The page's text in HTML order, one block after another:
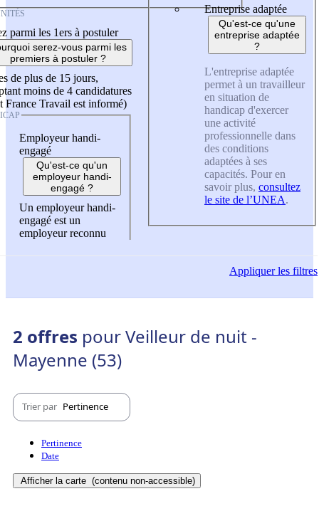
parmi les 1ers à postuler
serez-vous parmi les
premiers à postuler ?
de plus de 15 jours,
moins de 4 candidatures
France Travail est informé)
Employeur handi-
engagé
Qu'est-ce qu'un
employeur handi-
engagé ?
Un employeur handi-
engagé est un
employeur reconnu
Entreprise adaptée
Qu'est-ce qu'une
entreprise adaptée
?
L'entreprise adaptée
permet à un travailleur
en situation de
handicap d'exercer
une activité
professionnelle dans
des conditions
adaptées à ses
capacités. Pour en
savoir plus, consultez
le site de l’UNEA.
Appliquerles filtres
2 offres pour Veilleur de nuit -
Mayenne (53)
Trier par Pertinence
Pertinence
Date
Afficher la carte (contenu non-accessible)